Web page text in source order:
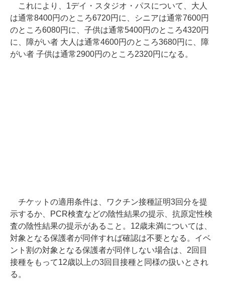
これにより、1デイ・スタジオ・パスについて、大人
は通常8400円のところ6720円に、シニアは通常7600円
のところ6080円に、子供は通常5400円のところ4320円
に、障がい者 大人は通常4600円のところ3680円に、障
がい者 子供は通常2900円のところ2320円になる。
チケットの適用条件は、ワクチン接種証明3回分を提
示するか、PCR検査などの陰性結果の提示、抗原定性検
査の陰性結果の提示があること。12歳未満については、
対象となる保護者が同伴すれば確認は不要となる。イベ
ント割の対象となる保護者が同伴しない場合は、2回目
接種をもって12歳以上の3回目接種と同様の扱いとされ
る。